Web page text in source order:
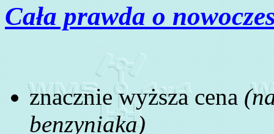
Cała prawda o
znacznie wyższa cena
benzyniaka)